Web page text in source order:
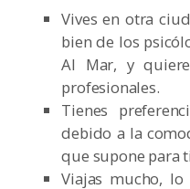
Vives en otra
bien de los
Al Mar, y
profesionales.
Tienes
debido a la
que supone para
Viajas mucho,